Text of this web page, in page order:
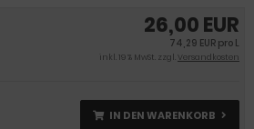
26,00 EUR
74,29 EUR pro L
inkl. 19 % MwSt. zzgl.Versandkosten
IN DEN WARENKORB